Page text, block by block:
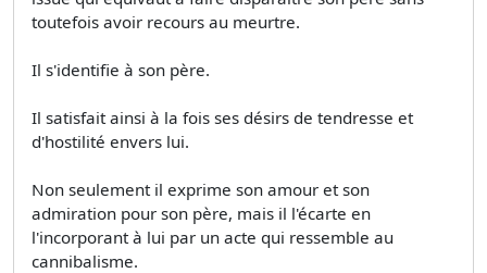
toutefois avoir recours au meurtre.
Il s'identifie à son père.
Il satisfait ainsi à la fois ses désirs de tendresse et
d'hostilité envers lui.
Non seulement il exprime son amour et son
admiration pour son père, mais il l'écarte en
l'incorporant à lui par un acte qui ressemble au
cannibalisme.